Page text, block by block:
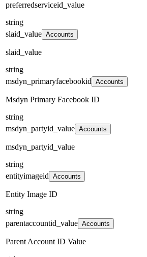
preferredserviceid_value
string
slaid_value Accounts
slaid_value
string
msdyn_primaryfacebookid Accounts
Msdyn Primary Facebook ID
string
msdyn_partyid_value Accounts
msdyn_partyid_value
string
entityimageid Accounts
Entity Image ID
string
parentaccountid_value Accounts
Parent Account ID Value